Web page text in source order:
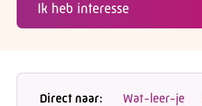
Ik heb interesse
Direct naar: Wat-leer-je